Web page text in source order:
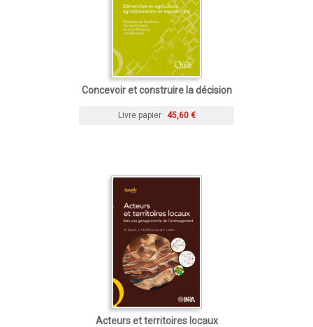
Concevoir et construire la décision
Livre papier 45,60 €
Acteurs et territoires locaux